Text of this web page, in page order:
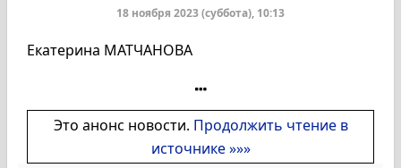
18 ноября 2023 (суббота), 10:13
Екатерина МАТЧАНОВА
Это анонс новости. Продолжить чтение в
источнике »»»